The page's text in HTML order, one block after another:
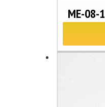
МЕ-08-1